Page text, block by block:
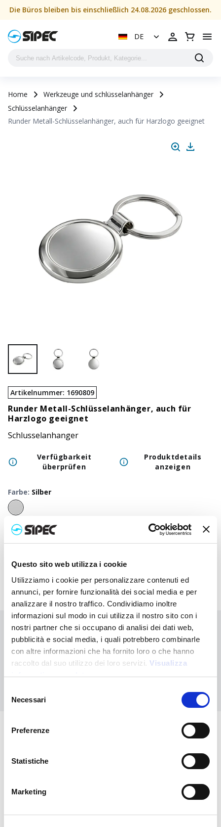
Questo sito web utilizza i cookie
Utilizziamo i cookie per personalizzare contenuti ed
annunci, per fornire funzionalità dei social media e per
analizzare il nostro traffico. Condividiamo inoltre
informazioni sul modo in cui utilizza il nostro sito con i
nostri partner che si occupano di analisi dei dati web,
pubblicità e social media, i quali potrebbero combinarle
con altre informazioni che ha fornito loro o che hanno
raccolto dal suo utilizzo dei loro servizi. Visualizza
informativa completa
delNecessari
Preferenze
Statistiche
Marketing
Die Büros bleiben bis einschließlich 24.08.2026 geschlossen.
DE
Home
Werkzeuge und schlüsselanhänger
Schlüsselanhänger
Runder Metall-Schlüsselanhänger, auch für Harzlogo geeignet
Artikelnummer: 1690809
Runder Metall-Schlüsselanhänger, auch für
Harzlogo geeignet
Schlusselanhanger
Verfügbarkeit
überprüfen
Produktdetails
anzeigen
Farbe: Silber
500+ 1000
Neutraler Preis 1,700€ 1,700€ 1,700€ 1,700€ 1,700€
Sie haben nicht gefunden, wonach Sie suchen?
Kontaktieren Sie uns, wenn Sie Hilfe benötigen, oder fordern Sie
Ihre kundenspezifische Bestellung an